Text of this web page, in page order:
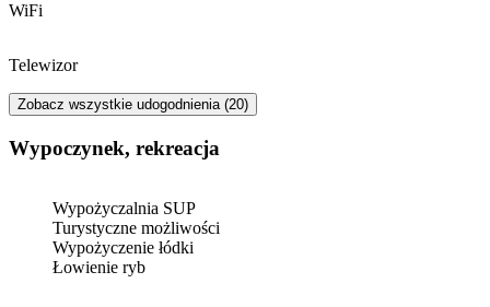
WiFi
Telewizor
Zobacz wszystkie udogodnienia (20)
Wypoczynek, rekreacja
Wypożyczalnia SUP
Turystyczne możliwości
Wypożyczenie łódki
Łowienie ryb